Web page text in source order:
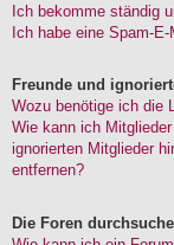
Ich bekomme ständig
Ich habe eine Spam-
Freunde und
Wozu benötige ich die
Wie kann ich
ignorierten Mitglieder
entfernen?
Die Foren